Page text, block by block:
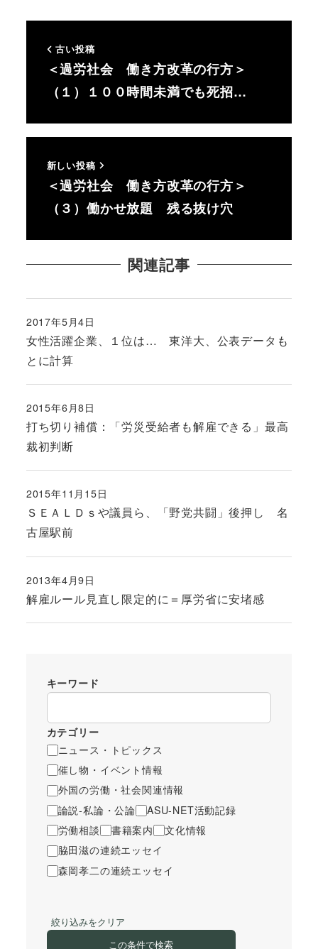
古い投稿
＜過労社会 働き方改革の行方＞
（１）１００時間未満でも死招…
新しい投稿
＜過労社会 働き方改革の行方＞
（３）働かせ放題 残る抜け穴
関連記事
女性活躍企業、１位は… 東洋大、公表データも
とに計算
投稿日
2017年5月4日
打ち切り補償：「労災受給者も解雇できる」最高
裁初判断
投稿日
2015年6月8日
ＳＥＡＬＤｓや議員ら、「野党共闘」後押し 名
古屋駅前
投稿日
2015年11月15日
解雇ルール見直し限定的に＝厚労省に安堵感
投稿日
2013年4月9日
キーワード
カテゴリー
ニュース・トピックス
催し物・イベント情報
外国の労働・社会関連情報
論説-私論・公論
ASU-NET活動記録
労働相談
書籍案内
文化情報
脇田滋の連続エッセイ
森岡孝二の連続エッセイ
絞り込みをクリア
この条件で検索